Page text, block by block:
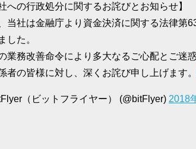
への行政処分に関するお詫びとお知らせ】
当社は金融庁より資金決済に関する法律第
した。
業務改善命令により多大なるご心配とご迷
者の皆様に対し、深くお詫び申し上げます。
（ビットフライヤー） (@bitFlyer) 2018